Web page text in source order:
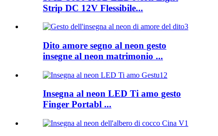
Strip DC 12V Flessibile...
Dito amore segno al neon gesto
insegne al neon matrimonio ...
Insegna al neon LED Ti amo gesto
Finger Portabl ...